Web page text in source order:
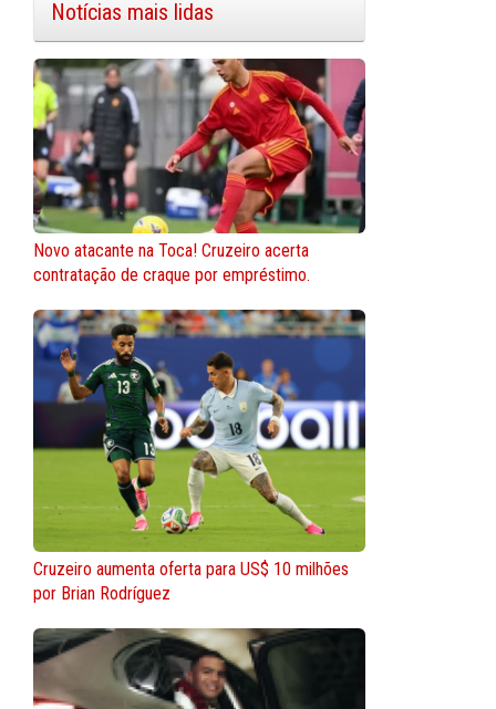
Notícias mais lidas
Novo atacante na Toca! Cruzeiro acerta
contratação de craque por empréstimo.
Cruzeiro aumenta oferta para US$ 10 milhões
por Brian Rodríguez